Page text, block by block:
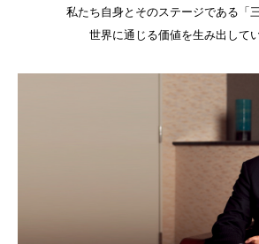
私たち自身とそのステージである「
世界に通じる価値を生み出してい